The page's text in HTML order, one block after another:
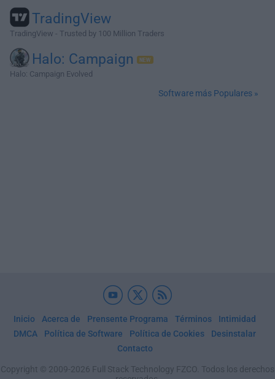
TradingView
TradingView - Trusted by 100 Million Traders
Halo: Campaign
Halo: Campaign Evolved
Software más Populares »
Inicio Acerca de Prensente Programa Términos
Intimidad
DMCA
Política de Software Política de Cookies
Desinstalar
Contacto
Copyright © 2009-2026 Full Stack Technology FZCO. Todos los derechos